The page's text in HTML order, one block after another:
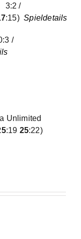
3:2 /
:15)Spieldetails
/
Unlimited
:19 25:22)